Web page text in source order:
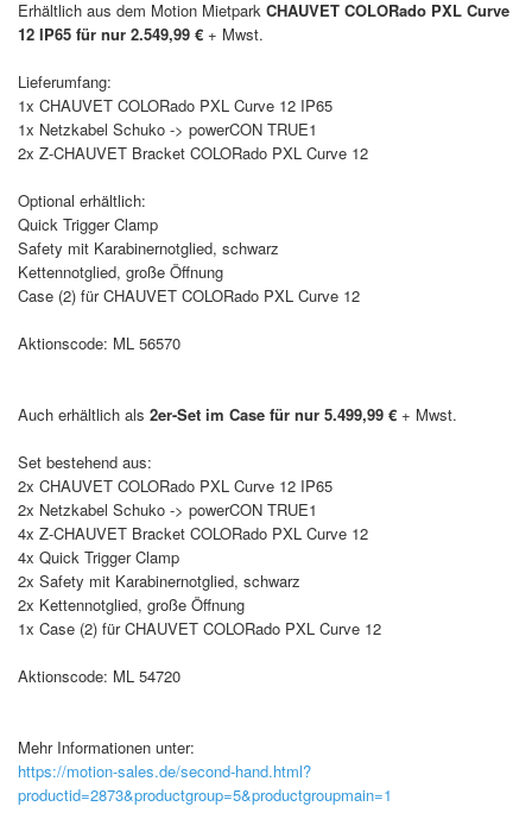
Erhältlich aus dem Motion Mietpark CHAUVET COLORado PXL Curve
12 IP65 für nur 2.549,99 € + Mwst.
Lieferumfang:
1x CHAUVET COLORado PXL Curve 12 IP65
1x Netzkabel Schuko -> powerCON TRUE1
2x Z-CHAUVET Bracket COLORado PXL Curve 12
Optional erhältlich:
Quick Trigger Clamp
Safety mit Karabinernotglied, schwarz
Kettennotglied, große Öffnung
Case (2) für CHAUVET COLORado PXL Curve 12
Aktionscode: ML 56570
Auch erhältlich als 2er-Set im Case für nur 5.499,99 € + Mwst.
Set bestehend aus:
2x CHAUVET COLORado PXL Curve 12 IP65
2x Netzkabel Schuko -> powerCON TRUE1
4x Z-CHAUVET Bracket COLORado PXL Curve 12
4x Quick Trigger Clamp
2x Safety mit Karabinernotglied, schwarz
2x Kettennotglied, große Öffnung
1x Case (2) für CHAUVET COLORado PXL Curve 12
Aktionscode: ML 54720
Mehr Informationen unter:
https://motion-sales.de/second-hand.html?
productid=2873&productgroup=5&productgroupmain=1